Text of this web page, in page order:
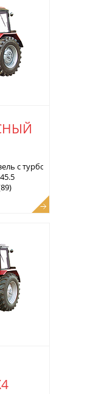
с турбонаддувом